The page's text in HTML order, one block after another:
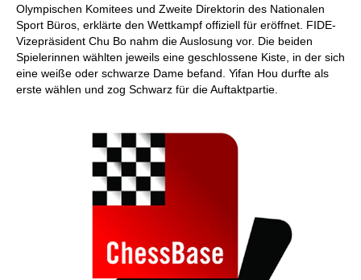
Olympischen Komitees und Zweite Direktorin des Nationalen
Sport Büros, erklärte den Wettkampf offiziell für eröffnet. FIDE-
Vizepräsident Chu Bo nahm die Auslosung vor. Die beiden
Spielerinnen wählten jeweils eine geschlossene Kiste, in der sich
eine weiße oder schwarze Dame befand. Yifan Hou durfte als
erste wählen und zog Schwarz für die Auftaktpartie.